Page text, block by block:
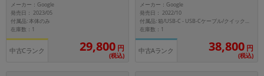
メーカー：Google
発売日： 2023/05
付属品: 本体のみ
在庫数：1
中古Cランク 29,800 円
(税込)
メーカー：Google
発売日： 2022/10
付属品: 箱/USB-C - USB-Cケーブル/クイックスイッチアダプター/SIMツール/クイックスタートガイド
在庫数：1
中古Aランク 38,800 円
(税込)